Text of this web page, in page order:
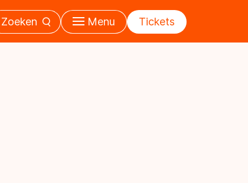
Zoeken Menu Tickets